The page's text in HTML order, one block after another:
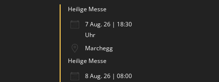
Heilige Messe
7 Aug. 26 | 18:30
Uhr
Marchegg
Heilige Messe
8 Aug. 26 | 08:00